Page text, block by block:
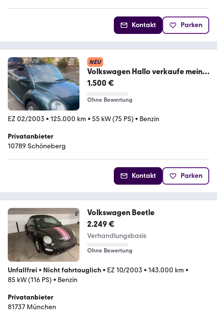
Kontakt Parken
NEU
Volkswagen Hallo verkaufe mein
Vw Beetle Cabrio
1.500 €
Ohne Bewertung
EZ 02/2003 • 125.000 km • 55 kW (75 PS) • Benzin
Privatanbieter
10789 Schöneberg
Kontakt Parken
Volkswagen Beetle
2.249 €
Verhandlungsbasis
Ohne Bewertung
Unfallfrei • Nicht fahrtauglich• EZ 10/2003 • 143.000 km •
85 kW (116 PS) • Benzin
Privatanbieter
81737 München